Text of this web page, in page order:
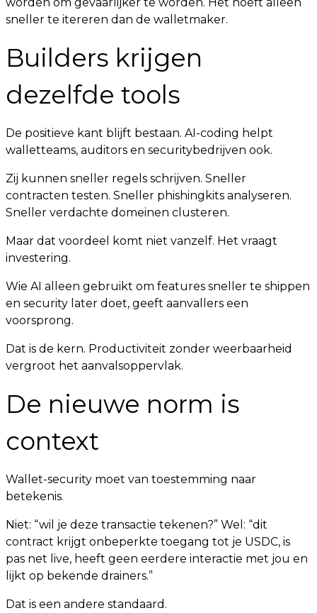
sneller te itereren dan de walletmaker.
Builders krijgen
dezelfde tools
De positieve kant blijft bestaan. AI-coding helpt
walletteams, auditors en securitybedrijven ook.
Zij kunnen sneller regels schrijven. Sneller
contracten testen. Sneller phishingkits analyseren.
Sneller verdachte domeinen clusteren.
Maar dat voordeel komt niet vanzelf. Het vraagt
investering.
Wie AI alleen gebruikt om features sneller te shippen
en security later doet, geeft aanvallers een
voorsprong.
Dat is de kern. Productiviteit zonder weerbaarheid
vergroot het aanvalsoppervlak.
De nieuwe norm is
context
Wallet-security moet van toestemming naar
betekenis.
Niet: “wil je deze transactie tekenen?” Wel: “dit
contract krijgt onbeperkte toegang tot je USDC, is
pas net live, heeft geen eerdere interactie met jou en
lijkt op bekende drainers.”
Dat is een andere standaard.